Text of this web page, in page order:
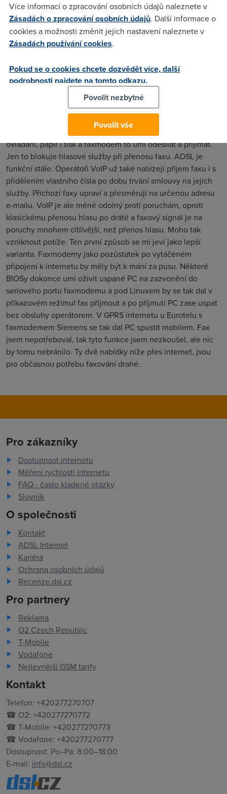
Lisaak
(8.3.2007 16:44:33)
Řešení je několik. Jedno z nich najdeš i tu:
(9.3.2007 14:03:13)
Pokud máš ADSL a nějaký faxmodem, tak ty měly svůj
ovládací SW pod Windows na CD. Pod Linuxem bývá
potřebný SW v distribucích. PC ti tak nahrazuje komfortní
ovládání, papír i tisk a faxmodem to umí odesílat a přijímat.
Jen to blokuje hlasové služby při přenosu faxu. ADSL je
funkční stále. Operátoři VoIP už také nabízejí příjem faxu i s
přidělením vlastního čísla po dobu trvání smlouvy na jejich
služby. Příchozí faxy upraví a přesměrují na určenou adresu
e-mailu. VoIP je ale méně odolný proti poruchám, oproti
klasickému přenosu hlasu po drátě a faxový signál je na
poruchy mnohem citlivější, než přenos hlasu. Moho tak
vzniknout potíže. Ten první způsob se mi jeví jako lepší
varianta. Faxmodemy jako pozůstatek po vytáčeném
připojení k internetu by měly být k mání za pusu. Některé
BIOSy dokonce umí oživit uspané PC na zazvonění do
seriového portu faxmodemu a pod Linuxem by se tak dal v
příkazovém režimul fax příjmout a po příjmutí PC zase uspat
bez obsluhy operátorem. V GPRS internetu u Eurotelu s
faxmodemem Siemens se tak dal PC spustit mobilem. Fax
jsem nepotřeboval, tak tyto funkce jsem nezkoušel, ale nic
by tomu nebránilo. Ty dvě nabídky níže přes internet, jsou
pro občasnou potřebu faxování drahé.
Pro zákazníky
Dostupnost internetu
Měření rychlosti internetu
FAQ - často kladené otázky
Slovník
O společnosti
Kontakt
ADSL Internet
Kariéra
Ochrana osobních údajů
Recenze dsl.cz
Pro partnery
Reklama
O2 Czech Republic
T-Mobile
Vodafone
Nejlevnější GSM tarify
Kontakt
Telefon: +420277270707
☎ O2: +420277270772
☎ T-Mobile: +420277270773
☎ Vodafone: +420277270777
Dostupnost: Po–Pá: 8:00–18:00
E-mail: info@dsl.cz
Více informací o zpracování osobních údajů naleznete v
Zásadách o zpracování osobních údajů. Další informace o
cookies a možnosti změnit jejich nastavení naleznete v
Zásadách používání cookies.
Pokud se o cookies chcete dozvědět více, další
podrobnosti najdete na tomto odkazu.
Povolit nezbytné
Povolit vše